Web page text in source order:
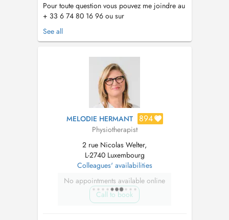
Pour toute question vous pouvez me joindre au
+ 33 6 74 80 16 96 ou sur
kine.brodart@gmail.com
générale et : - Prise en charge pré et post-
Rééducation orthopédique du rachis
(lombalgie, cervicale, dorsalgie) - Rééducation
See all
MELODIE HERMANT 894
Physiotherapist
2 rue Nicolas Welter,
L-2740 Luxembourg
Colleagues' availabilities
No appointments available online
Call to book